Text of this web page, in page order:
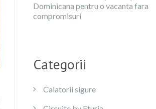
Dominicana pentru o vacanta fara
compromisuri
Categorii
Calatorii sigure